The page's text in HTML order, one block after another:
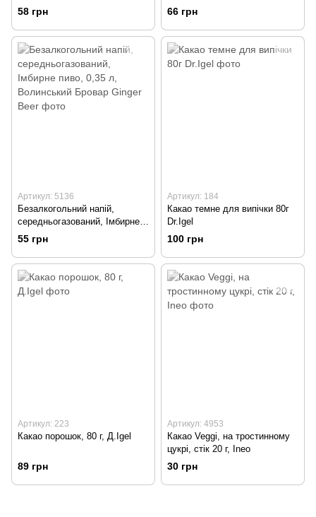
мл, Bee&Tea
58 грн
манго", 300 мл, Jiva
66 грн
Артикул: 5136
Безалкогольний напій,
середньогазований, Імбирне
пиво, 0,35 л, Волинський
Бровар Ginger Beer
55 грн
Артикул: 184
Какао темне для випічки 80г
Dr.Igel
100 грн
Артикул: 223
Какао порошок, 80 г, Д.Igel
89 грн
Артикул: 4953
Какао Veggi, на тростинному
цукрі, стік 20 г, Ineo
30 грн